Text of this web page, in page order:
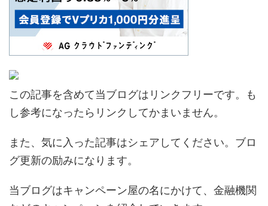
この記事を含めて当ブログはリンクフリーです。も
し参考になったらリンクしてかまいません。
また、気に入った記事はシェアしてください。ブロ
グ更新の励みになります。
当ブログはキャンペーン屋の名にかけて、金融機関